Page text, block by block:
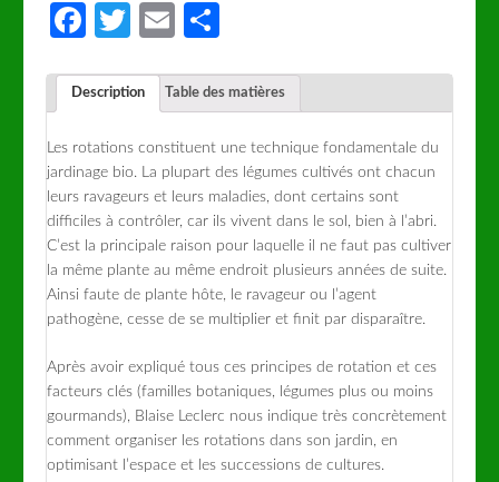
Facebook
Twitter
Email
Description Table des matières
Les rotations constituent une technique fondamentale du
jardinage bio. La plupart des légumes cultivés ont chacun
leurs ravageurs et leurs maladies, dont certains sont
difficiles à contrôler, car ils vivent dans le sol, bien à l’abri.
C’est la principale raison pour laquelle il ne faut pas cultiver
la même plante au même endroit plusieurs années de suite.
Ainsi faute de plante hôte, le ravageur ou l’agent
pathogène, cesse de se multiplier et finit par disparaître.
Après avoir expliqué tous ces principes de rotation et ces
facteurs clés (familles botaniques, légumes plus ou moins
gourmands), Blaise Leclerc nous indique très concrètement
comment organiser les rotations dans son jardin, en
optimisant l’espace et les successions de cultures.